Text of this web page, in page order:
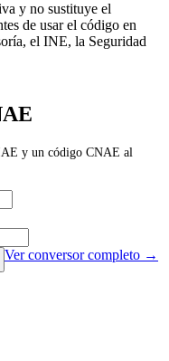
y no sustituye el
de usar el código en
el INE, la Seguridad
y un código CNAE al
Ver conversor completo →